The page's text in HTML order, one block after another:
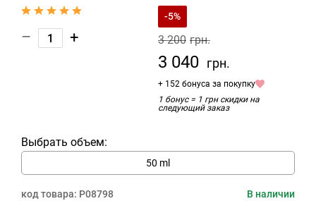
– +
-5%
3 200 грн.
3 040 грн.
+ 152 бонуса за покупку
1 бонус = 1 грн скидки на
следующий заказ
Выбрать объем:
50 ml
код товара: P08798 В наличии